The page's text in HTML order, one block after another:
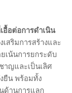
อื้อต่อการดำเนิน
เสริมการสร้างและ
เน้นการยกระดับ
าญและเป็นเลิศ
ยืน พร้อมทั้ง
ด้านการแลก